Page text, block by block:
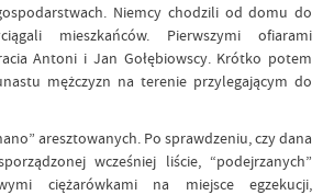
Niemcy chodzili od domu do
mieszkańców. Pierwszymi ofiarami
Antoni i Jan Gołębiowscy. Krótko potem
mężczyzn na terenie przylegającym do
aresztowanych. Po sprawdzeniu, czy dana
wcześniej liście, “podejrzanych”
ciężarówkami na miejsce egzekucji,